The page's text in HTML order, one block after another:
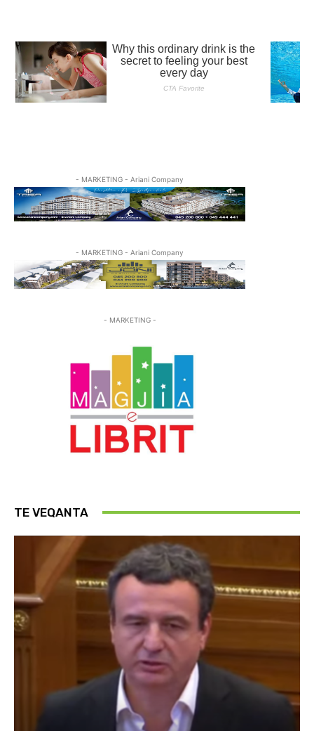
- MARKETING - Ariani Company
- MARKETING - Ariani Company
- MARKETING -
TE VEQANTA